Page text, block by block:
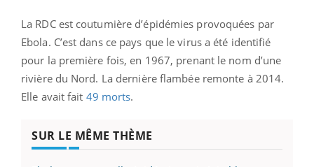
La RDC est coutumière d’épidémies provoquées par
Ebola. C’est dans ce pays que le virus a été identifié
pour la première fois, en 1967, prenant le nom d’une
rivière du Nord. La dernière flambée remonte à 2014.
Elle avait fait 49 morts.
SUR LE MÊME THÈME